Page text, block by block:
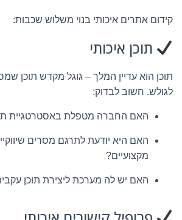
קידום אתרים איכותי בנוי משלוש שכבות:
תוכן איכותי
תוכן הוא עדיין המלך – גוגל מקדש תוכן
לגולש. חשוב לבדוק:
האם החברה מטפלת באסטרטגיית
האם היא יודעת לתרגם מסרים
מקצועיים?
האם יש לה מערכת ליצירת תוכן